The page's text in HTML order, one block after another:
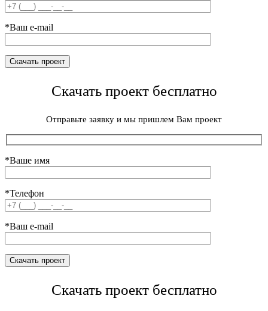
*Ваш e-mail
Скачать проект бесплатно
Отправьте заявку и мы пришлем Вам проект
*Ваше имя
*Телефон
*Ваш e-mail
Скачать проект бесплатно